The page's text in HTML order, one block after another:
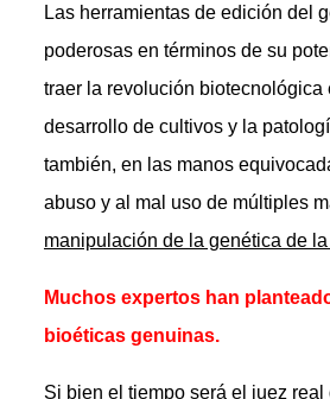
Las herramientas de edición del
poderosas en términos de su
traer la revolución biotecnológica
desarrollo de cultivos y la
también, en las manos
abuso y al mal uso de múltiples
manipulación de la genética de
Muchos expertos han
bioéticas genuinas.
Si bien el tiempo será el juez